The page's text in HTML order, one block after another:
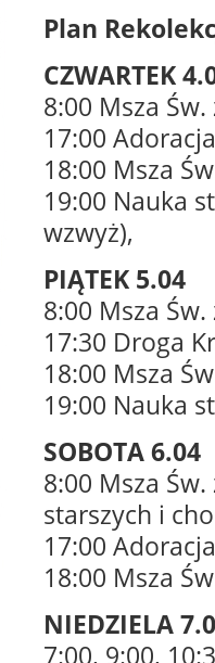
Plan
CZWARTEK
8:00 Msza
17:00
18:00 Msza
19:00 Nauka
wzwyż),
PIĄTEK 5.04
8:00 Msza
17:30 Droga
18:00 Msza
19:00 Nauka
SOBOTA 6.04
8:00 Msza
starszych i
17:00
18:00 Msza
NIEDZIELA
7:00, 9:00,